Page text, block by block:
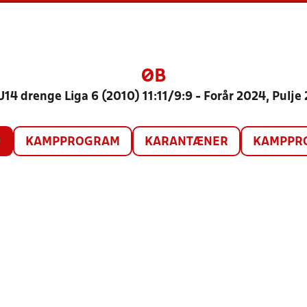
ØB
drenge Liga 6 (2010) 11:11/9:9 - Forår 2024, Pulje
KAMPPROGRAM KARANTÆNER